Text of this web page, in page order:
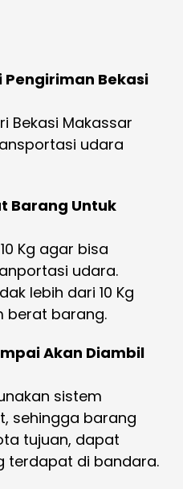
Pengiriman Bekasi
Bekasi Makassar
udara
Barang Untuk
Kg agar bisa
udara.
lebih dari 10 Kg
berat barang.
Akan Diambil
sistem
sehingga barang
tujuan, dapat
terdapat di bandara.